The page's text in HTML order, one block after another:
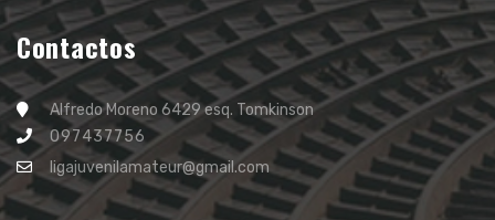
Contactos
Alfredo Moreno 6429 esq. Tomkinson
097437756
ligajuvenilamateur@gmail.com